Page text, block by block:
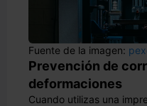
Fuente de la imagen:
Prevención de
deformaciones
Cuando utilizas una